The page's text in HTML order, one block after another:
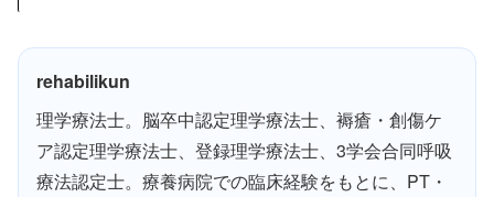
rehabilikun
理学療法士。脳卒中認定理学療法士、褥瘡・創傷ケ
ア認定理学療法士、登録理学療法士、3学会合同呼吸
療法認定士。療養病院での臨床経験をもとに、PT・